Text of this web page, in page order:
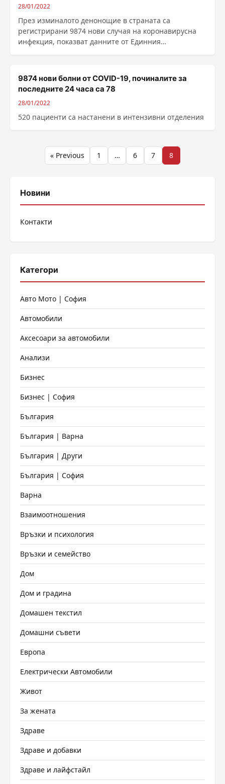
28/01/2022
През изминалото денонощие в страната са
регистрирани 9874 нови случая на коронавирусна
инфекция, показват данните от Единния
9874 нови болни от COVID-19, починалите за
последните 24 часа са 78
28/01/2022
520 пациенти са настанени в интензивни отделения
Разделяне
публикациите
« Previous 1 … 6 7 8
Новини
Контакти
Категори
Авто Мото | София
Автомобили
Аксесоари за автомобили
Анализи
Бизнес
Бизнес | София
България
България | Варна
България | Други
България | София
Варна
Взаимоотношения
Връзки и психология
Връзки и семейство
Дом
Дом и градина
Домашен текстил
Домашни съвети
Европа
Електрически Автомобили
Живот
За жената
Здраве
Здраве и добавки
Здраве и лайфстайл